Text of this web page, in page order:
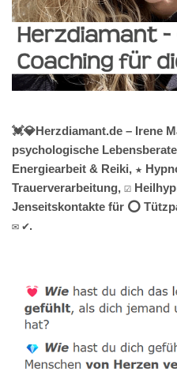
💓️💎Herzdiamant.de – Irene
psychologische
Energiearbeit & Reiki, ★
Trauerverarbeitung, ☑️
Jenseitskontakte für ⭕
✉ ✔.